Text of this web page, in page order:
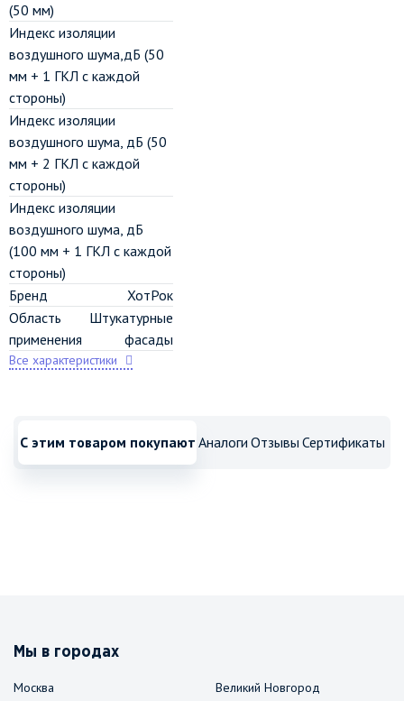
(50 мм)
Индекс изоляции
воздушного шума,дБ (50
мм + 1 ГКЛ с каждой
стороны)
Индекс изоляции
воздушного шума, дБ (50
мм + 2 ГКЛ с каждой
стороны)
Индекс изоляции
воздушного шума, дБ
(100 мм + 1 ГКЛ с каждой
стороны)
Бренд
ХотРок
Область
применения
Штукатурные
фасады
Все характеристики
С этим товаром покупают Аналоги Отзывы Сертификаты
Мы в городах
Москва
Великий Новгород